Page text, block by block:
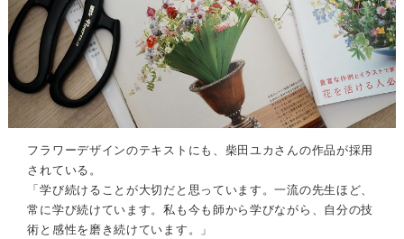
フラワーデザインのテキストにも、柴田ユカさんの作品が採用
されている。
「学び続けることが大切だと思っています。一流の先生ほど、
常に学び続けています。私も今も師から学びながら、自分の技
術と感性を磨き続けています。」